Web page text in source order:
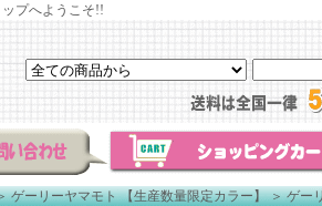
プへようこそ!!
ゲーリーヤマモト 【生産数量限定カラー】＞ゲー